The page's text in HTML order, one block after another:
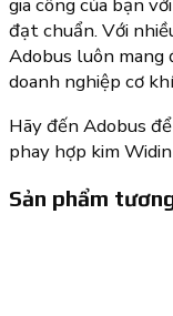
gia công của bạn
đạt chuẩn. Với
Adobus luôn mang
doanh nghiệp cơ
Hãy đến Adobus
phay hợp kim
Sản phẩm